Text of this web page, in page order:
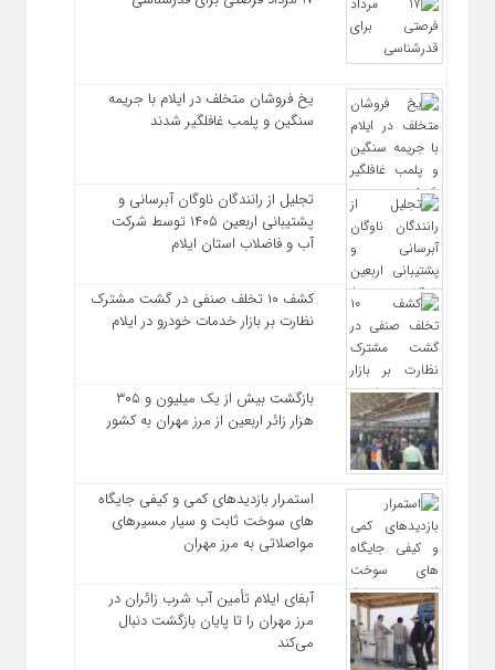
یخ‌ فروشان متخلف در ایلام با جریمه
سنگین و پلمب غافلگیر شدند
تجلیل از رانندگان ناوگان آبرسانی و
پشتیبانی اربعین ۱۴۰۵ توسط شرکت
آب و فاضلاب استان ایلام
کشف ۱۰ تخلف صنفی در گشت مشترک
نظارت بر بازار خدمات خودرو در ایلام
بازگشت بیش از یک میلیون و ۳۰۵
هزار زائر اربعین از مرز مهران به کشور
استمرار بازدیدهای کمی و کیفی جایگاه‌
های سوخت ثابت و سیار مسیرهای
مواصلاتی به مرز مهران
آبفای ایلام تأمین آب شرب زائران در
مرز مهران را تا پایان بازگشت دنبال
می‌کند